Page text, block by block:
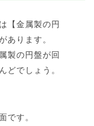
【金属製の円
あります。
製の円盤が回
どでしょう。
です。